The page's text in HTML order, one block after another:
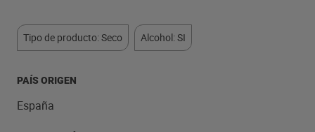
Tipo de producto: Seco Alcohol: SI
PAÍS ORIGEN
España